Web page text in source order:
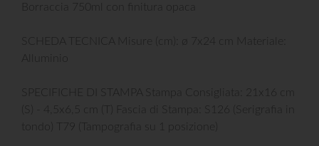
Borraccia 750ml con finitura opaca
SCHEDA TECNICA Misure (cm): ø 7x24 cm Materiale:
Alluminio
SPECIFICHE DI STAMPA Stampa Consigliata: 21x16 cm
(S) - 4,5x6,5 cm (T) Fascia di Stampa: S126 (Serigrafia in
tondo) T79 (Tampografia su 1 posizione)